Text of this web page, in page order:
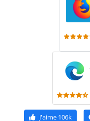
J'aime106k